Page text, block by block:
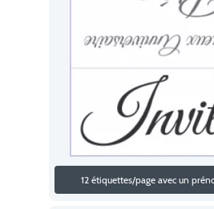
12 étiquettes/page avec un